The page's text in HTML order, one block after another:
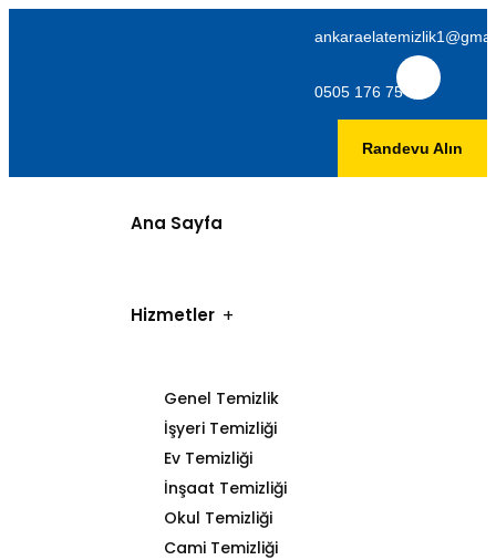
0505 176 75 06
Randevu Alın
Ana Sayfa
Hizmetler
Genel Temizlik
İşyeri Temizliği
Ev Temizliği
İnşaat Temizliği
Okul Temizliği
Cami Temizliği